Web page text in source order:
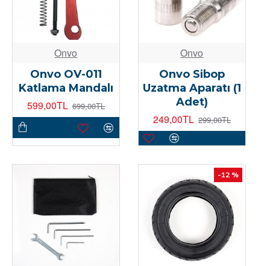
Onvo
Onvo OV-011
Katlama Mandalı
599,00TL 699,00TL
Onvo
Onvo Sibop
Uzatma Aparatı (1
Adet)
249,00TL 299,00TL
-12 %